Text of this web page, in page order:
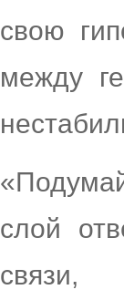
свою
между
слой
связи,